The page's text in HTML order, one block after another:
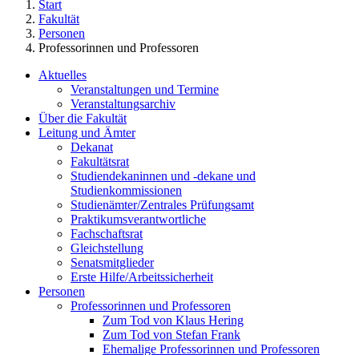
Start
Fakultät
Personen
Professorinnen und Professoren
Aktuelles
Veranstaltungen und Termine
Veranstaltungsarchiv
Über die Fakultät
Leitung und Ämter
Dekanat
Fakultätsrat
Studiendekaninnen und -dekane und
Studienkommissionen
Studienämter/Zentrales Prüfungsamt
Praktikumsverantwortliche
Fachschaftsrat
Gleichstellung
Senatsmitglieder
Erste Hilfe/Arbeitssicherheit
Personen
Professorinnen und Professoren
Zum Tod von Klaus Hering
Zum Tod von Stefan Frank
Ehemalige Professorinnen und Professoren